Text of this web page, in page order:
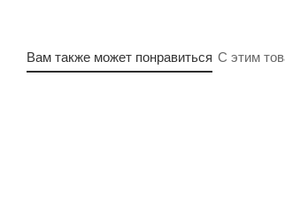
Вам также может понравиться С этим